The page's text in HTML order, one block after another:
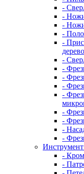
-
-
-
-
-
-
-
-
-
-
-
-
-
-
Инструмент
-
-